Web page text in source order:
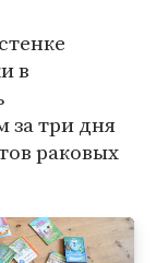
в
за три дня
раковых